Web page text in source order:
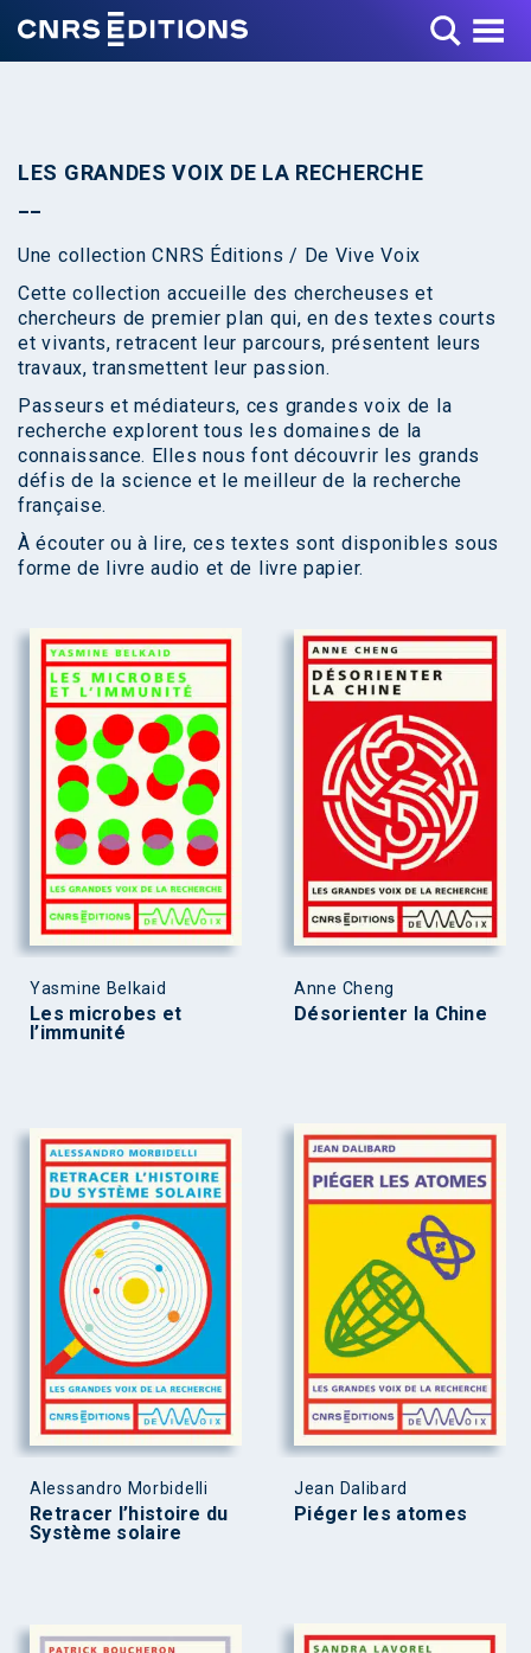
Toggle Menu
LES GRANDES VOIX DE LA RECHERCHE
Une collection CNRS Éditions / De Vive Voix
Cette collection accueille des chercheuses et
chercheurs de premier plan qui, en des textes courts
et vivants, retracent leur parcours, présentent leurs
travaux, transmettent leur passion.
Passeurs et médiateurs, ces grandes voix de la
recherche explorent tous les domaines de la
connaissance. Elles nous font découvrir les grands
défis de la science et le meilleur de la recherche
française.
À écouter ou à lire, ces textes sont disponibles sous
forme de livre audio et de livre papier.
Yasmine Belkaid
Les microbes et
l’immunité
Anne Cheng
Désorienter la Chine
Alessandro Morbidelli
Retracer l’histoire du
Système solaire
Jean Dalibard
Piéger les atomes